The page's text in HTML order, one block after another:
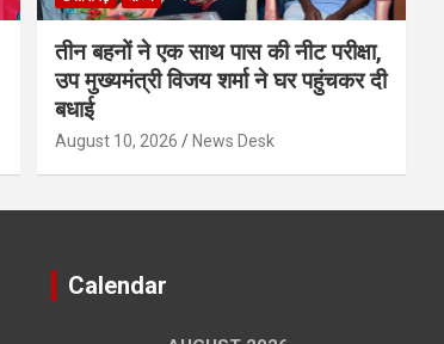
तीन बहनों ने एक साथ पास की नीट परीक्षा,
उप मुख्यमंत्री विजय शर्मा ने घर पहुंचकर दी
बधाई
August 10, 2026 News Desk
Calendar